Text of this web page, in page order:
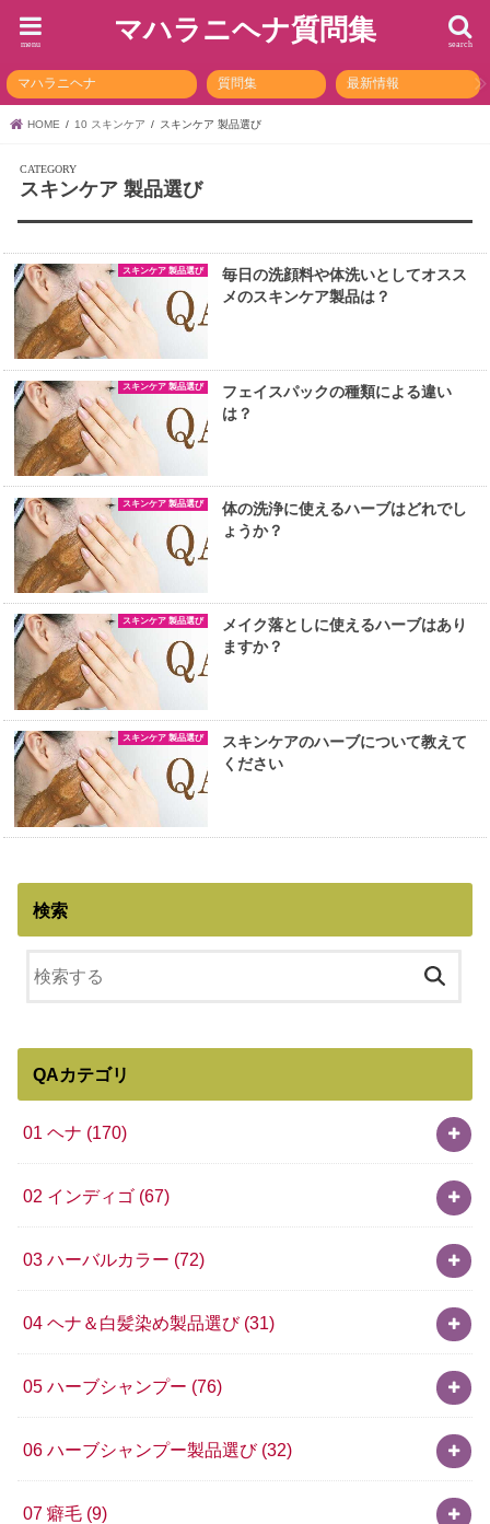
マハラニヘナ質問集 search
menu
マハラニヘナ 質問集 最新情報
HOME 10 スキンケア スキンケア 製品選び
スキンケア 製品選び
スキンケア 製品選び
毎日の洗顔料や体洗いとしてオスス
メのスキンケア製品は？
スキンケア 製品選び
フェイスパックの種類による違い
は？
スキンケア 製品選び
体の洗浄に使えるハーブはどれでし
ょうか？
スキンケア 製品選び
メイク落としに使えるハーブはあり
ますか？
スキンケア 製品選び
スキンケアのハーブについて教えて
ください
検索
QAカテゴリ
01 ヘナ (170)
02 インディゴ (67)
03 ハーバルカラー (72)
04 ヘナ＆白髪染め製品選び (31)
05 ハーブシャンプー (76)
06 ハーブシャンプー製品選び (32)
07 癖毛 (9)